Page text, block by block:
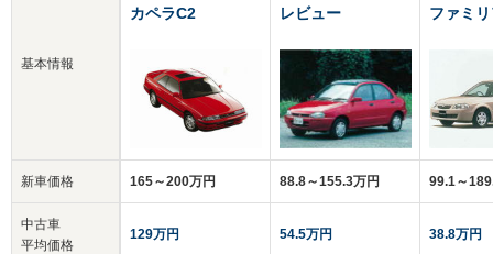
基本情報
新車価格
中古車
平均価格
カペラC2
165～200万円
129万円
レビュー
88.8～155.3万円
54.5万円
ファミ
99.1～
38.8万円